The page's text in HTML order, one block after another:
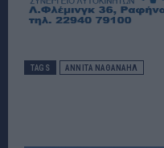
TAGS ΑΝΝΙΤΑ ΝΑΘΑΝΑΗΛ